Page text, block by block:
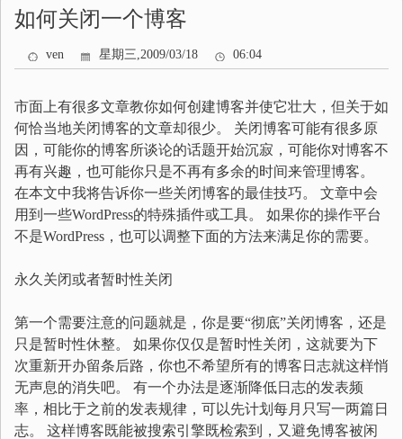
如何关闭一个博客
ven 星期三,2009/03/18 06:04
市面上有很多文章教你如何创建博客并使它壮大，但关于如
何恰当地关闭博客的文章却很少。 关闭博客可能有很多原
因，可能你的博客所谈论的话题开始沉寂，可能你对博客不
再有兴趣，也可能你只是不再有多余的时间来管理博客。
在本文中我将告诉你一些关闭博客的最佳技巧。 文章中会
用到一些WordPress的特殊插件或工具。 如果你的操作平台
不是WordPress，也可以调整下面的方法来满足你的需要。
永久关闭或者暂时性关闭
第一个需要注意的问题就是，你是要“彻底”关闭博客，还是
只是暂时性休整。 如果你仅仅是暂时性关闭，这就要为下
次重新开办留条后路，你也不希望所有的博客日志就这样悄
无声息的消失吧。 有一个办法是逐渐降低日志的发表频
率，相比于之前的发表规律，可以先计划每月只写一两篇日
志。 这样博客既能被搜索引擎既检索到，又避免博客被闲